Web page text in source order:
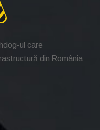
ul care
din România